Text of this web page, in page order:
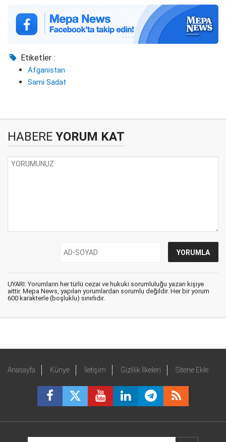
Etiketler :
Afganistan
Sami Sadat
HABERE YORUM KAT
UYARI: Yorumların her türlü cezai ve hukuki sorumluluğu yazan kişiye
aittir. Mepa News, yapılan yorumlardan sorumlu değildir. Her bir yorum
600 karakterle (boşluklu) sınırlıdır.
Anasayfa Künye İletişim Gizlilik İlkeleri Sitene Ekle